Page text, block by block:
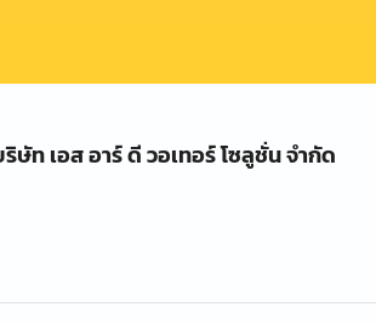
ษัท เอส อาร์ ดี วอเทอร์ โซลูชั่น จำกัด